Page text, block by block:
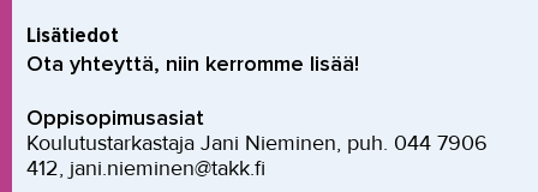
Lisätiedot
Ota yhteyttä, niin kerromme lisää!
Oppisopimusasiat
Koulutustarkastaja Jani Nieminen, puh. 044 7906
412, jani.nieminen@takk.fi